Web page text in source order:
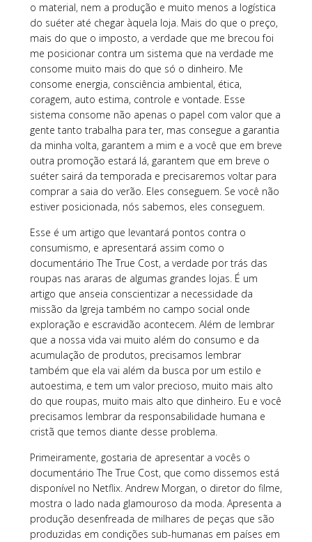
o material, nem a produção e muito menos a logística
do suéter até chegar àquela loja. Mais do que o preço,
mais do que o imposto, a verdade que me brecou foi
me posicionar contra um sistema que na verdade me
consome muito mais do que só o dinheiro. Me
consome energia, consciência ambiental, ética,
coragem, auto estima, controle e vontade. Esse
sistema consome não apenas o papel com valor que a
gente tanto trabalha para ter, mas consegue a garantia
da minha volta, garantem a mim e a você que em breve
outra promoção estará lá, garantem que em breve o
suéter sairá da temporada e precisaremos voltar para
comprar a saia do verão. Eles conseguem. Se você não
estiver posicionada, nós sabemos, eles conseguem.
Esse é um artigo que levantará pontos contra o
consumismo, e apresentará assim como o
documentário The True Cost, a verdade por trás das
roupas nas araras de algumas grandes lojas. É um
artigo que anseia conscientizar a necessidade da
missão da Igreja também no campo social onde
exploração e escravidão acontecem. Além de lembrar
que a nossa vida vai muito além do consumo e da
acumulação de produtos, precisamos lembrar
também que ela vai além da busca por um estilo e
autoestima, e tem um valor precioso, muito mais alto
do que roupas, muito mais alto que dinheiro. Eu e você
precisamos lembrar da responsabilidade humana e
cristã que temos diante desse problema.
Primeiramente, gostaria de apresentar a vocês o
documentário The True Cost, que como dissemos está
disponível no Netflix. Andrew Morgan, o diretor do filme,
mostra o lado nada glamouroso da moda. Apresenta a
produção desenfreada de milhares de peças que são
produzidas em condições sub-humanas em países em